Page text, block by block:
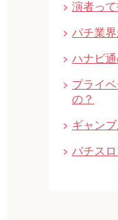
演者っ
パチ業
ハナビ
プライ
の？
ギャン
パチス